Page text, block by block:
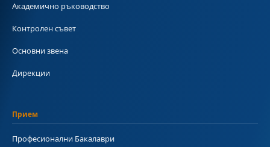
Академично ръководство
Контролен съвет
Основни звена
Дирекции
Прием
Професионални Бакалаври